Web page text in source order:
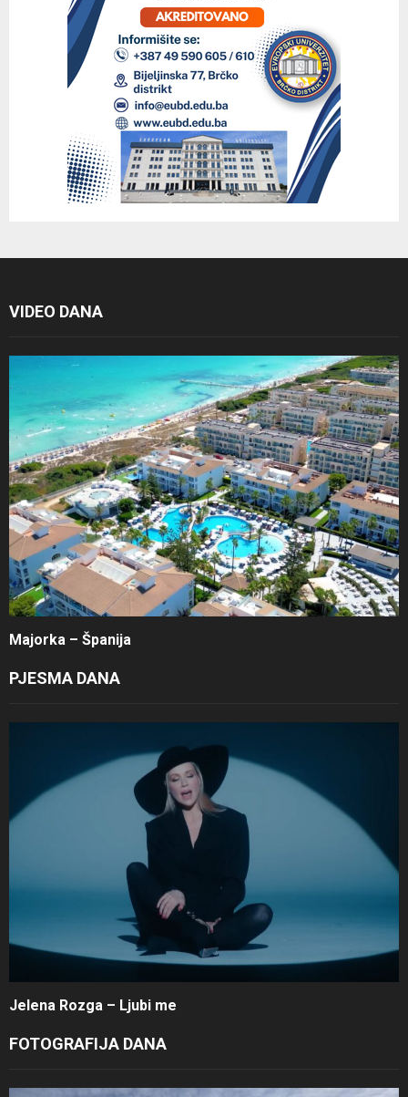
VIDEO DANA
Majorka – Španija
PJESMA DANA
Jelena Rozga – Ljubi me
FOTOGRAFIJA DANA